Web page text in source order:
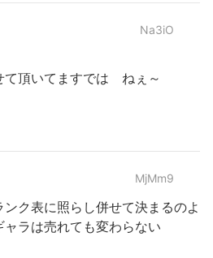
Na3iO
て頂いてますでは ねぇ～
MjMm9
ク表に照らし併せて決まるのよ
ラは売れても変わらない